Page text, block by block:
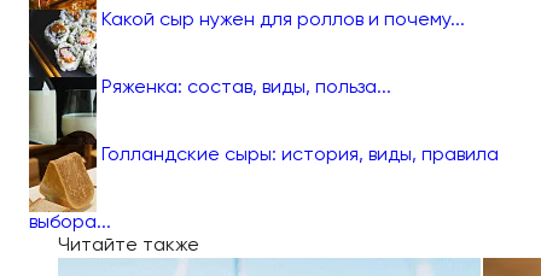
Какой сыр нужен для роллов и почему...
Ряженка: состав, виды, польза...
Голландские сыры: история, виды, правила
выбора...
Читайте также